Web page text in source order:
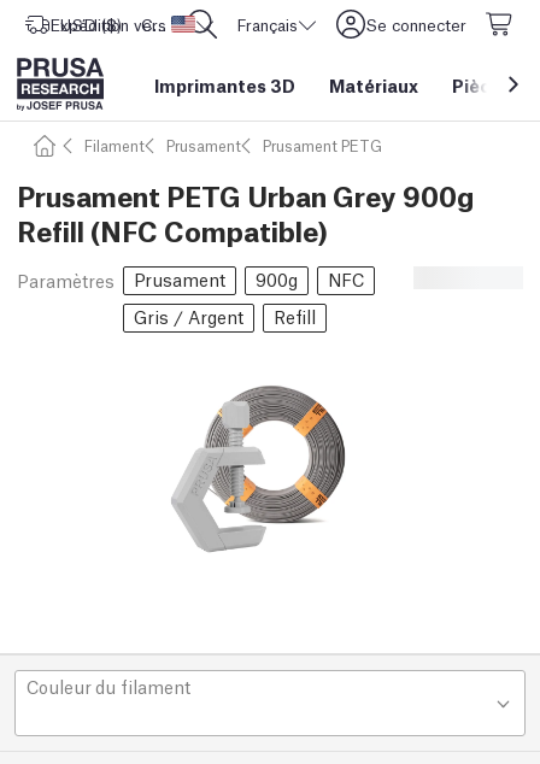
Expédition vers Etats-Unis d'Amérique
USD ($) CORE One L: Maintenant en stock ! Français Se connecter
Imprimantes 3D Matériaux Pièces&
Filament Prusament Prusament PETG
Prusament PETG Urban Grey 900g
Refill (NFC Compatible)
Paramètres Prusament 900g
NFC
Gris / Argent
Refill
Couleur du filament